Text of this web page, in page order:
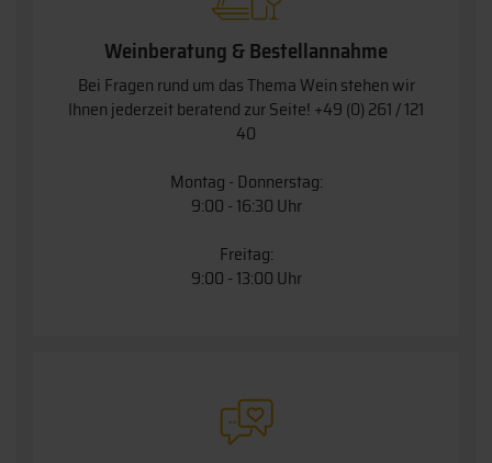
Weinberatung & Bestellannahme
Bei Fragen rund um das Thema Wein stehen wir
Ihnen jederzeit beratend zur Seite! +49 (0) 261 / 121
40
Montag - Donnerstag:
9:00 - 16:30 Uhr
Freitag:
9:00 - 13:00 Uhr